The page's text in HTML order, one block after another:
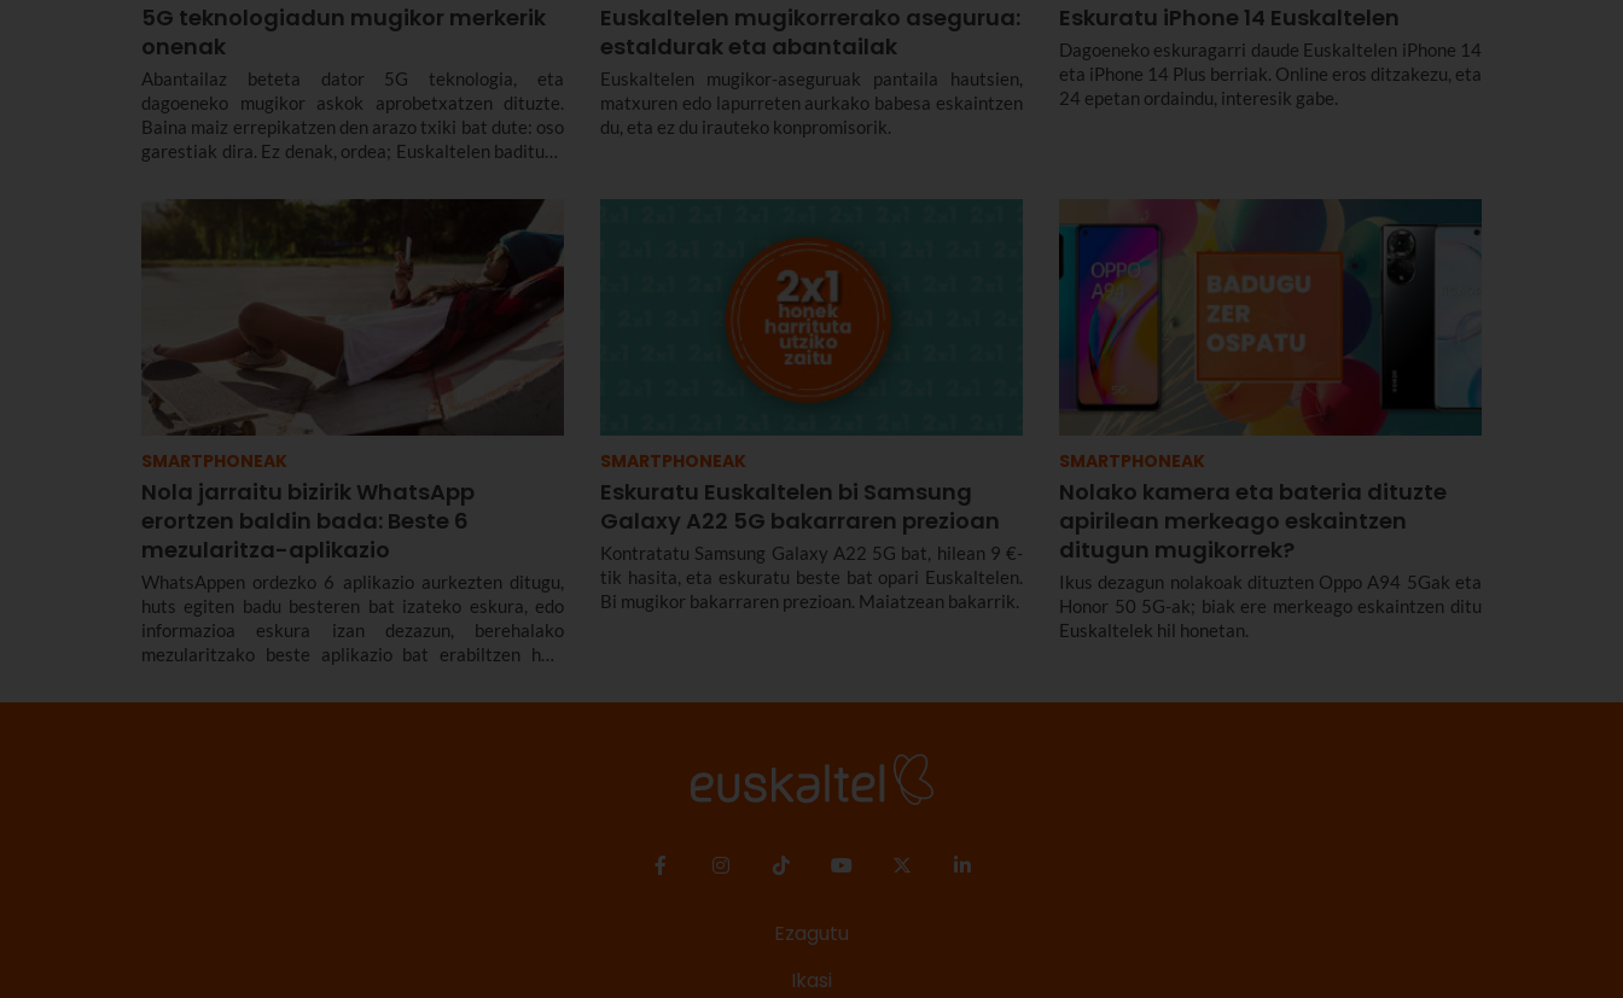
5G teknologiadun mugikor merkerik
onenak
Abantailaz beteta dator 5G teknologia, eta
dagoeneko mugikor askok aprobetxatzen dituzte.
Baina maiz errepikatzen den arazo txiki bat dute: oso
garestiak dira. Ez denak, ordea; Euskaltelen baditugu
guztietarako egokiak. Hona hemen 5G teknologiadun
telefono mugikor merke sorta bat, guk prestatua.
Euskaltelen mugikorrerako asegurua:
estaldurak eta abantailak
Euskaltelen mugikor-aseguruak pantaila hautsien,
matxuren edo lapurreten aurkako babesa eskaintzen
du, eta ez du irauteko konpromisorik.
Eskuratu iPhone 14 Euskaltelen
Dagoeneko eskuragarri daude Euskaltelen iPhone 14
eta iPhone 14 Plus berriak. Online eros ditzakezu, eta
24 epetan ordaindu, interesik gabe.
SMARTPHONEAK
Nola jarraitu bizirik WhatsApp
erortzen baldin bada: Beste 6
mezularitza-aplikazio
WhatsAppen ordezko 6 aplikazio aurkezten ditugu,
huts egiten badu besteren bat izateko eskura, edo
informazioa eskura izan dezazun, berehalako
mezularitzako beste aplikazio bat erabiltzen hasi
SMARTPHONEAK
Eskuratu Euskaltelen bi Samsung
Galaxy A22 5G bakarraren prezioan
Kontratatu Samsung Galaxy A22 5G bat, hilean 9 €-
tik hasita, eta eskuratu beste bat opari Euskaltelen.
Bi mugikor bakarraren prezioan. Maiatzean bakarrik.
SMARTPHONEAK
Nolako kamera eta bateria dituzte
apirilean merkeago eskaintzen
ditugun mugikorrek?
Ikus dezagun nolakoak dituzten Oppo A94 5Gak eta
Honor 50 5G-ak; biak ere merkeago eskaintzen ditu
Euskaltelek hil honetan.
Ezagutu
Ikasi